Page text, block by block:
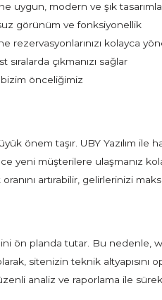
uygun, modern ve şık
görünüm ve fonksiyonellik
rezervasyonlarınızı kolayca
sıralarda çıkmanızı sağlar
önceliğimiz
önem taşır. UBY Yazılım ile
yeni müşterilere ulaşmanız
artırabilir, gelirlerinizi
ön planda tutar. Bu nedenle,
sitenizin teknik altyapısını
analiz ve raporlama ile